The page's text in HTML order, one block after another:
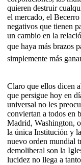
quieren destruir
el mercado, el
negativos que tienen
un cambio en la
que haya más brazos
simplemente más
Claro que ellos dicen
que persigue hoy en
universal no les
conviertan a todos en
Madrid, Washington,
la única Institución y
nuevo orden mundial
demoliberal son la
lucidez no llega a